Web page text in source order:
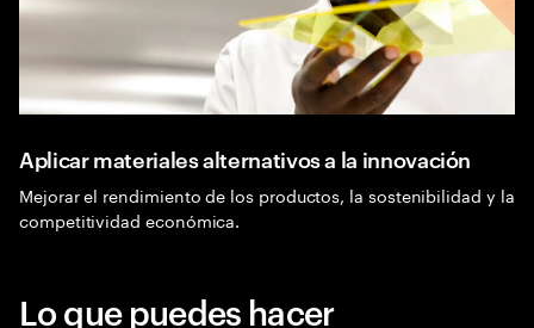
Aplicar materiales alternativos a la innovación
Mejorar el rendimiento de los productos, la sostenibilidad y la
competitividad económica.
Lo que puedes hacer